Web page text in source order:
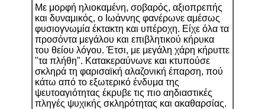
Με μορφή ηλιοκαμένη, σοβαρός, αξιοπρεπής
και δυναμικός, ο Ιωάννης φανέρωνε αμέσως
φυσιογνωμία έκτακτη και υπέροχη. Είχε όλα τα
προσόντα μεγάλου και επιβλητικού κήρυκα
του θείου λόγου. Έτσι, με μεγάλη χάρη κήρυττε
"τα πλήθη". Κατακεραύνωνε και κτυπούσε
σκληρά τη φαρισαϊκή αλαζονική έπαρση, πού
κάτω από το εξωτερικό ένδυμα της
ψευτοαγιότητας έκρυβε τις πιο αηδιαστικές
πληγές ψυχικής σκληρότητας και ακαθαρσίας.